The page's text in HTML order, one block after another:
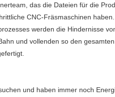
das die Dateien für die
CNC-Fräsmaschinen
werden die Hindernisse
und vollenden so den
und haben immer noch